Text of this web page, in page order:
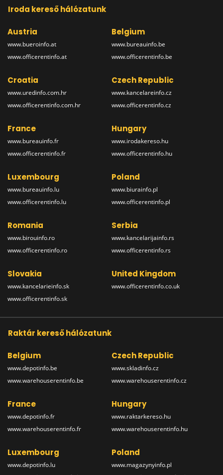
Iroda kereső hálózatunk
Austria
www.bueroinfo.at
www.officerentinfo.at
Belgium
www.bureauinfo.be
www.officerentinfo.be
Croatia
www.uredinfo.com.hr
www.officerentinfo.com.hr
Czech Republic
www.kancelareinfo.cz
www.officerentinfo.cz
France
www.bureauinfo.fr
www.officerentinfo.fr
Hungary
www.irodakereso.hu
www.officerentinfo.hu
Luxembourg
www.bureauinfo.lu
www.officerentinfo.lu
Poland
www.biurainfo.pl
www.officerentinfo.pl
Romania
www.birouinfo.ro
www.officerentinfo.ro
Serbia
www.kancelarijainfo.rs
www.officerentinfo.rs
Slovakia
www.kancelarieinfo.sk
www.officerentinfo.sk
United Kingdom
www.officerentinfo.co.uk
Raktár kereső hálózatunk
Belgium
www.depotinfo.be
www.warehouserentinfo.be
Czech Republic
www.skladinfo.cz
www.warehouserentinfo.cz
France
www.depotinfo.fr
www.warehouserentinfo.fr
Hungary
www.raktarkereso.hu
www.warehouserentinfo.hu
Luxembourg
www.depotinfo.lu
Poland
www.magazynyinfo.pl